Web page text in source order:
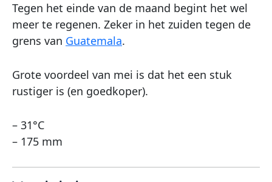
Tegen het einde van de maand begint het wel
meer te regenen. Zeker in het zuiden tegen de
grens van Guatemala.
Grote voordeel van mei is dat het een stuk
rustiger is (en goedkoper).
– 31°C
– 175 mm